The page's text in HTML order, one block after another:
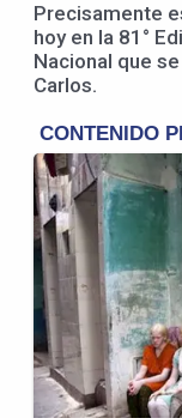
Precisamente
hoy en la 81°
Nacional que
Carlos.